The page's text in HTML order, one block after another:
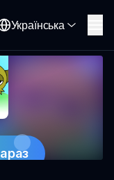
Українська